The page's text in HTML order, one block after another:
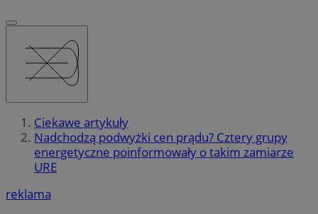
Ciekawe artykuły
Nadchodzą podwyżki cen prądu? Cztery grupy
energetyczne poinformowały o takim zamiarze
URE
reklama